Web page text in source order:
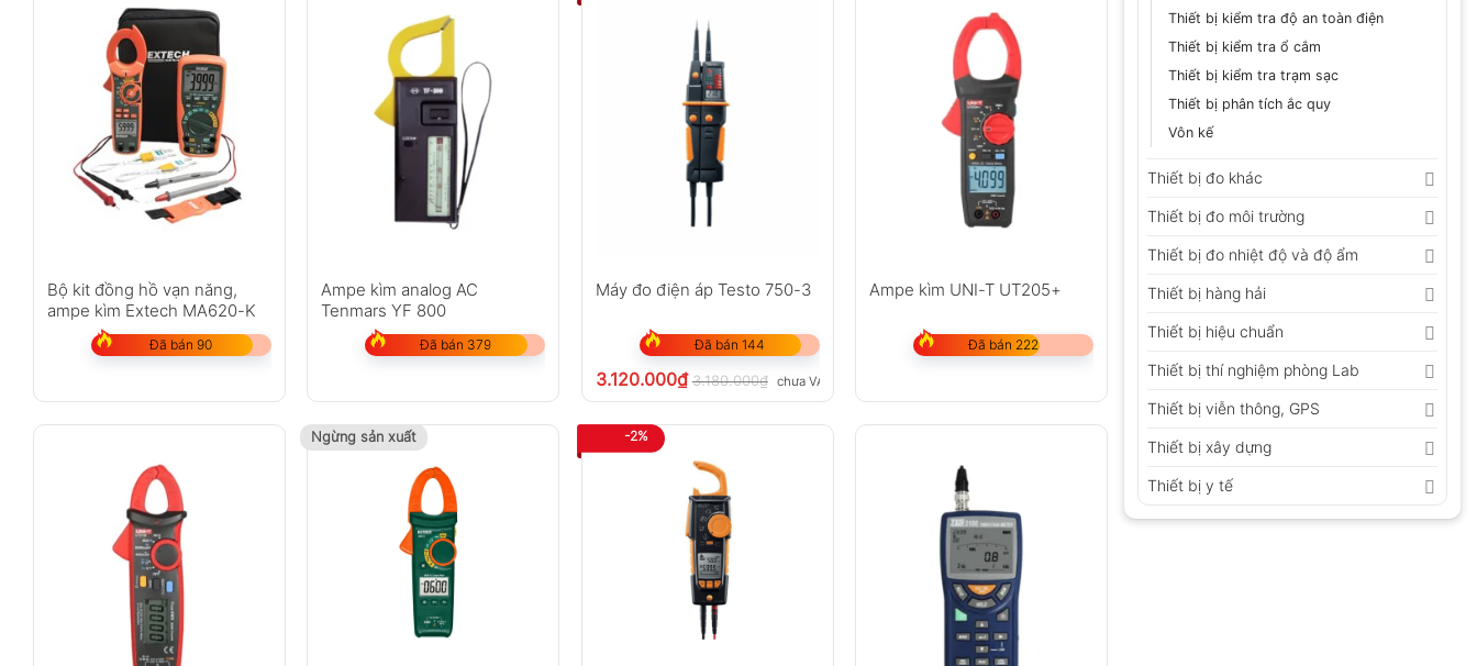
Thiết bị kiểm tra độ an toàn điện
Thiết bị kiểm tra ổ cắm
Thiết bị kiểm tra trạm sạc
Thiết bị phân tích ắc quy
Vôn kế
Thiết bị đo khác
Thiết bị đo môi trường
Thiết bị đo nhiệt độ và độ ẩm
Thiết bị hàng hải
Thiết bị hiệu chuẩn
Thiết bị thí nghiệm phòng Lab
Thiết bị viễn thông, GPS
Thiết bị xây dựng
Thiết bị y tế
Bộ kit đồng hồ vạn năng,
ampe kìm Extech MA620-K
Đã bán 90
Ampe kìm analog AC
Tenmars YF 800
Đã bán 379
Máy đo điện áp Testo 750-3
Đã bán 144
3.120.000₫ 3.180.000₫ chưa VAT 8%
Ampe kìm UNI-T UT205+
Đã bán 222
Ngừng sản xuất -2%